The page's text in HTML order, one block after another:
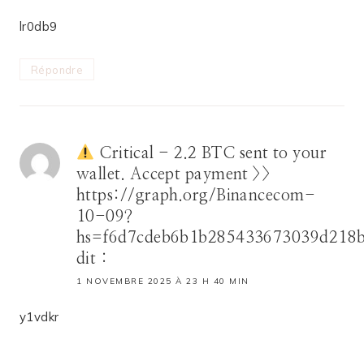
lr0db9
Répondre
Critical - 2.2 BTC sent to your
wallet. Accept payment >>
https://graph.org/Binancecom-
10-09?
dit :
1 NOVEMBRE 2025 À 23 H 40 MIN
y1vdkr